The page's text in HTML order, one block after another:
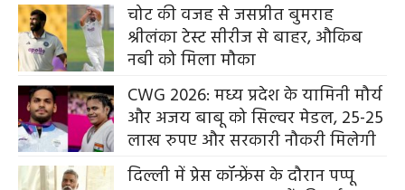
चोट की वजह से जसप्रीत बुमराह
श्रीलंका टेस्ट सीरीज से बाहर, औकिब
नबी को मिला मौका
CWG 2026: मध्य प्रदेश के यामिनी मौर्य
और अजय बाबू को सिल्वर मेडल, 25-25
लाख रुपए और सरकारी नौकरी मिलेगी
दिल्ली में प्रेस कॉन्फ्रेंस के दौरान पप्पू